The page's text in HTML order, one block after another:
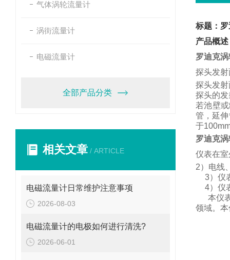
气体涡轮流量计
涡街流量计
电磁流量计
全部产品分类
相关文章 / ARTICLE
电磁流量计日常维护注意事项
2026-08-03
电磁流量计的电极如何进行清洗?
2026-06-01
标题：
产品概述
罗迪克
探头发
探头发
探头的
若池壁
管，延
于
罗迪克
仪表在
2）电线
3）仪
4）仪
本仪
领域。 本